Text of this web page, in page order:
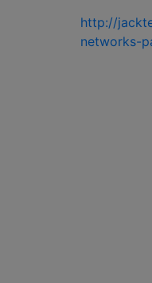
http://
networks-